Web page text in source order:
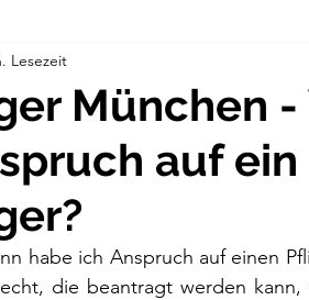
München -
auf ein
Lesezeit
habe ich Anspruch auf einen
die beantragt werden